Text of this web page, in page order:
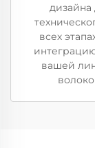
всех
вашей